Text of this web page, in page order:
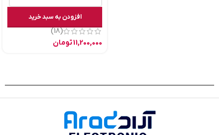
افزودن به سبد خرید
(18)
11,200,000تومان